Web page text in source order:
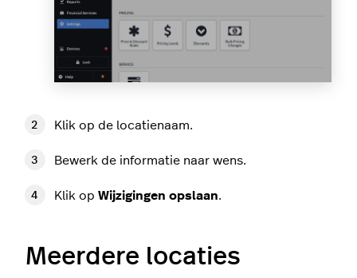
Klik op de locatienaam.
Bewerk de informatie naar wens.
Klik op Wijzigingen opslaan.
Meerdere locaties